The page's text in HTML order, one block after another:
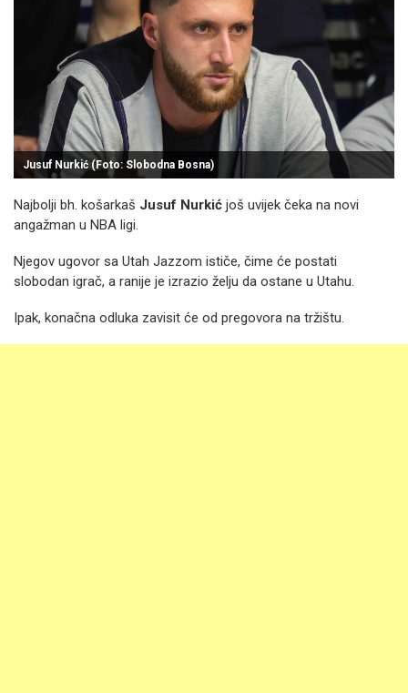
Jusuf Nurkić (Foto: Slobodna Bosna)
Najbolji bh. košarkaš Jusuf Nurkić još uvijek čeka na novi
angažman u NBA ligi.
Njegov ugovor sa Utah Jazzom ističe, čime će postati
slobodan igrač, a ranije je izrazio želju da ostane u Utahu.
Ipak, konačna odluka zavisit će od pregovora na tržištu.